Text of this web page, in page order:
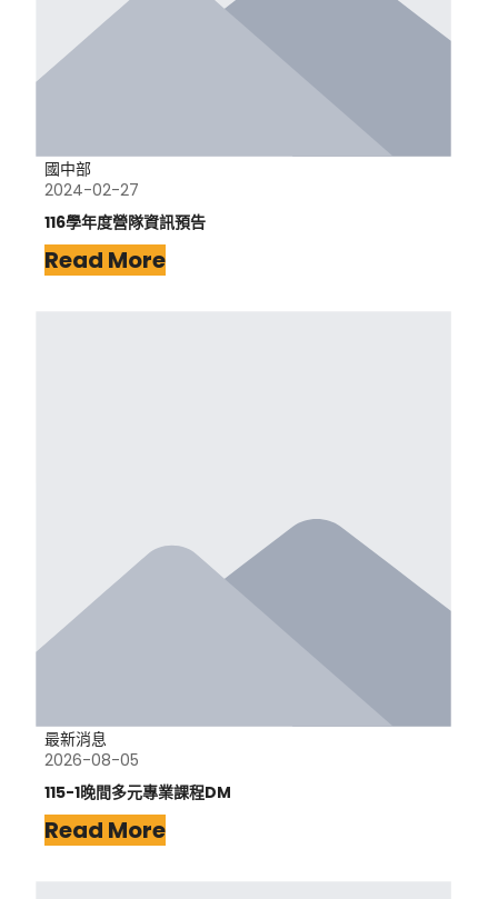
國中部
2024-02-27
116學年度營隊資訊預告
Read More
最新消息
2026-08-05
115-1晚間多元專業課程DM
Read More